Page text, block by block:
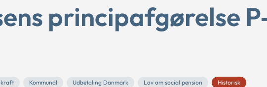
principafgørelse
kraft Kommunal Udbetaling Danmark Lov om social pension Historisk